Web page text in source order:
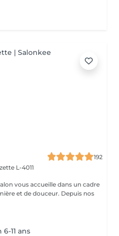
192
L-4011
vous accueille dans un cadre
et de douceur. Depuis nos
11 ans